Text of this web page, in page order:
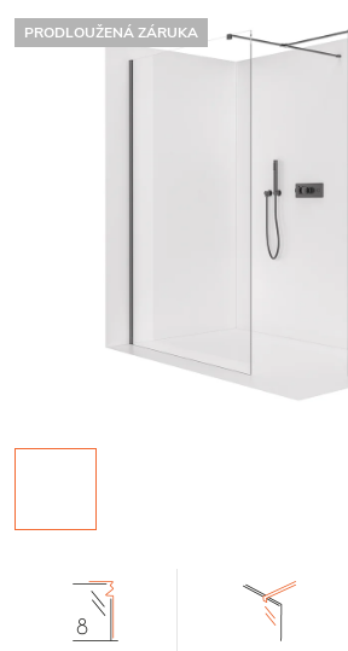
PRODLOUŽENÁ ZÁRUKA